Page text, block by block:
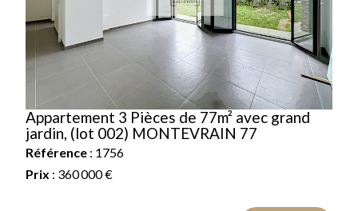
Appartement 3 Pièces de 77m² avec grand
jardin, (lot 002) MONTEVRAIN 77
Référence : 1756
Prix : 360 000 €